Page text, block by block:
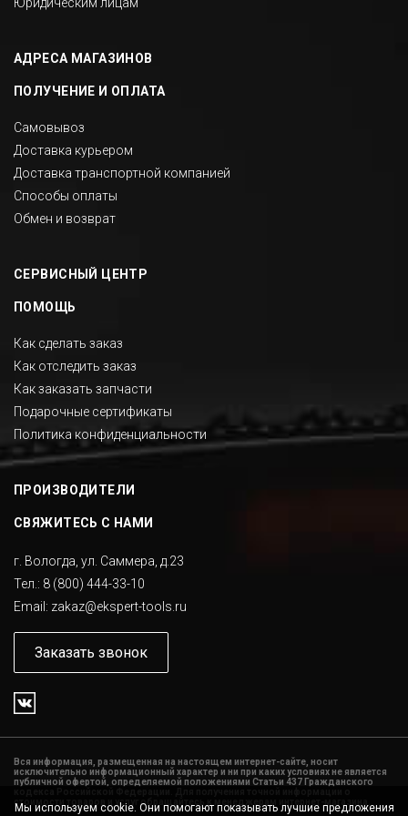
Юридическим лицам
АДРЕСА МАГАЗИНОВ
ПОЛУЧЕНИЕ И ОПЛАТА
Самовывоз
Доставка курьером
Доставка транспортной компанией
Способы оплаты
Обмен и возврат
СЕРВИСНЫЙ ЦЕНТР
ПОМОЩЬ
Как сделать заказ
Как отследить заказ
Как заказать запчасти
Подарочные сертификаты
Политика конфиденциальности
ПРОИЗВОДИТЕЛИ
СВЯЖИТЕСЬ С НАМИ
г. Вологда, ул. Саммера, д.23
Тел.: 8 (800) 444-33-10
Email: zakaz@ekspert-tools.ru
Заказать звонок
Вся информация, размещенная на настоящем интернет-сайте, носит
исключительно информационный характер и ни при каких условиях не является
публичной офертой, определяемой положениями Статьи 437 Гражданского
стоимости товаров и услуг обращайтесь к менеджерам интернет-магазина.
Мы используем cookie. Они помогают показывать лучшие предложения